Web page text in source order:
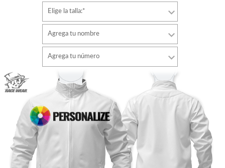
Elige la talla:*
Agrega tu nombre
Color de fuente
Color de contorno
Agrega tu número
Tipo de letra
estilo
Color de fuente